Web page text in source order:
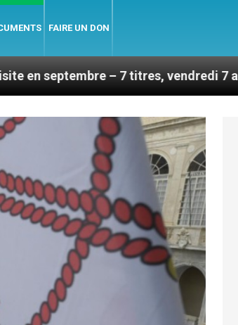
FAIRE UN DON
– 7 titres, vendredi 7 août 2026